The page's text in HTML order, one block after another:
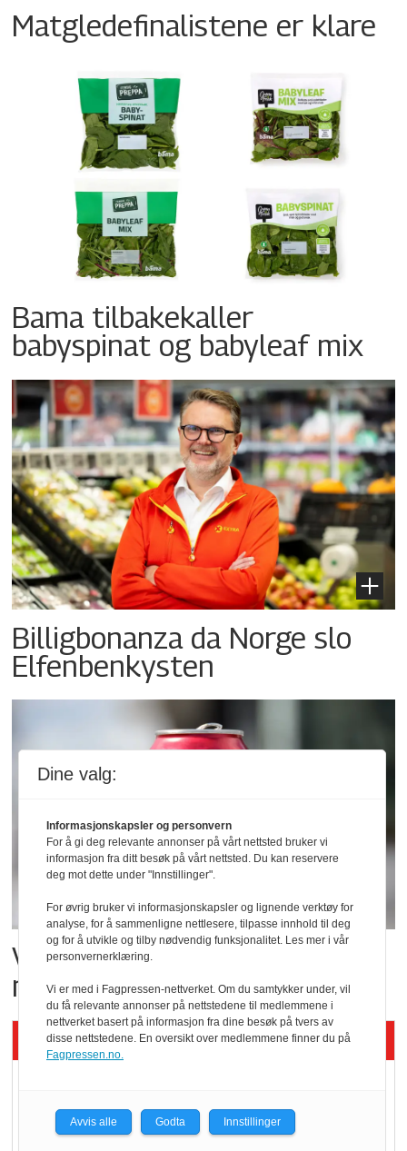
Matgledefinalistene er klare
Bama tilbakekaller
babyspinat og babyleaf mix
Billigbonanza da Norge slo
Elfenbenkysten
Vil vokse i brusmarkedet
med Dr Pepper
Siste artikler - KBS
pris når elbilister
velger ladestopp
Dine valg:
Informasjonskapsler og personvern
For å gi deg relevante annonser på vårt nettsted bruker vi
informasjon fra ditt besøk på vårt nettsted. Du kan reservere
deg mot dette under "Innstillinger".
For øvrig bruker vi informasjonskapsler og lignende verktøy for
analyse, for å sammenligne nettlesere, tilpasse innhold til deg
og for å utvikle og tilby nødvendig funksjonalitet. Les mer i vår
personvernerklæring.
Vi er med i Fagpressen-nettverket. Om du samtykker under, vil
du få relevante annonser på nettstedene til medlemmene i
nettverket basert på informasjon fra dine besøk på tvers av
disse nettstedene. En oversikt over medlemmene finner du på
Fagpressen.no.
Avvis alle Godta Innstillinger